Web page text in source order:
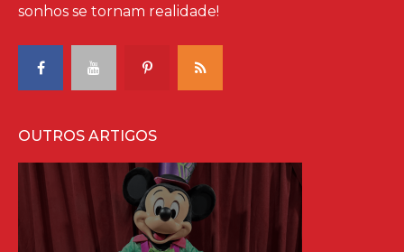
sonhos se tornam realidade!
OUTROS ARTIGOS